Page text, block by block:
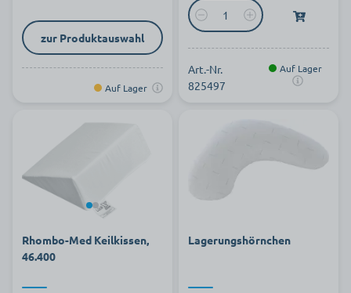
zur Produktauswahl
Auf Lager
Art.-Nr.
825497
Auf Lager
Rhombo-Med Keilkissen,
46.400
Lagerungshörnchen